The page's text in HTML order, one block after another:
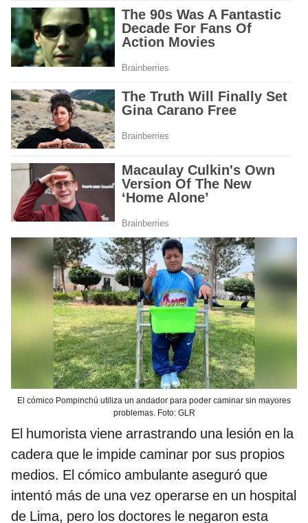
El cómico Pompinchú utiliza un andador para poder caminar sin mayores
problemas. Foto: GLR
El humorista viene arrastrando una lesión en la
cadera que le impide caminar por sus propios
medios. El cómico ambulante aseguró que
intentó más de una vez operarse en un hospital
de Lima, pero los doctores le negaron esta